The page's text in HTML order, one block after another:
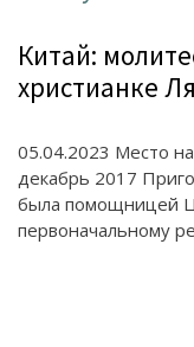
Китай:
христианке
05.04.2023 Место
декабрь 2017
была помощницей
первоначальному